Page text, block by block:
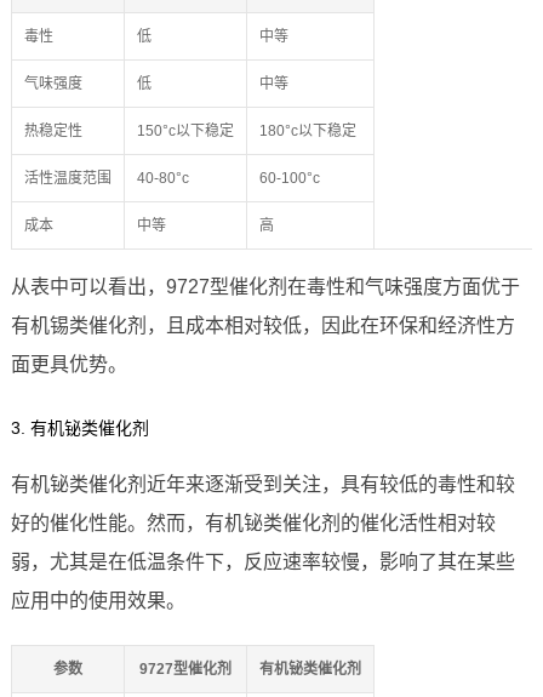
毒性 低 中等
气味强度 低 中等
热稳定性 150°c以下稳定 180°c以下稳定
活性温度范围 40-80°c 60-100°c
成本 中等 高
从表中可以看出，9727型催化剂在毒性和气味强度方面优于
有机锡类催化剂，且成本相对较低，因此在环保和经济性方
面更具优势。
3. 有机铋类催化剂
有机铋类催化剂近年来逐渐受到关注，具有较低的毒性和较
好的催化性能。然而，有机铋类催化剂的催化活性相对较
弱，尤其是在低温条件下，反应速率较慢，影响了其在某些
应用中的使用效果。
参数 9727型催化剂 有机铋类催化剂